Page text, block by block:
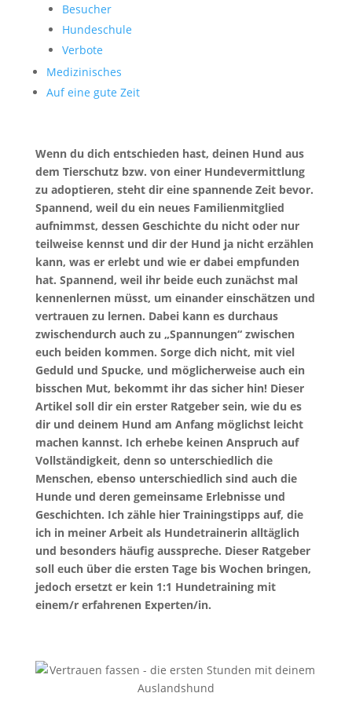
Besucher
Hundeschule
Verbote
Medizinisches
Auf eine gute Zeit
Wenn du dich entschieden hast, deinen Hund aus
dem Tierschutz bzw. von einer Hundevermittlung
zu adoptieren, steht dir eine spannende Zeit bevor.
Spannend, weil du ein neues Familienmitglied
aufnimmst, dessen Geschichte du nicht oder nur
teilweise kennst und dir der Hund ja nicht erzählen
kann, was er erlebt und wie er dabei empfunden
hat. Spannend, weil ihr beide euch zunächst mal
kennenlernen müsst, um einander einschätzen und
vertrauen zu lernen. Dabei kann es durchaus
zwischendurch auch zu „Spannungen“ zwischen
euch beiden kommen. Sorge dich nicht, mit viel
Geduld und Spucke, und möglicherweise auch ein
bisschen Mut, bekommt ihr das sicher hin! Dieser
Artikel soll dir ein erster Ratgeber sein, wie du es
dir und deinem Hund am Anfang möglichst leicht
machen kannst. Ich erhebe keinen Anspruch auf
Vollständigkeit, denn so unterschiedlich die
Menschen, ebenso unterschiedlich sind auch die
Hunde und deren gemeinsame Erlebnisse und
Geschichten. Ich zähle hier Trainingstipps auf, die
ich in meiner Arbeit als Hundetrainerin alltäglich
und besonders häufig ausspreche. Dieser Ratgeber
soll euch über die ersten Tage bis Wochen bringen,
jedoch ersetzt er kein 1:1 Hundetraining mit
einem/r erfahrenen Experten/in.